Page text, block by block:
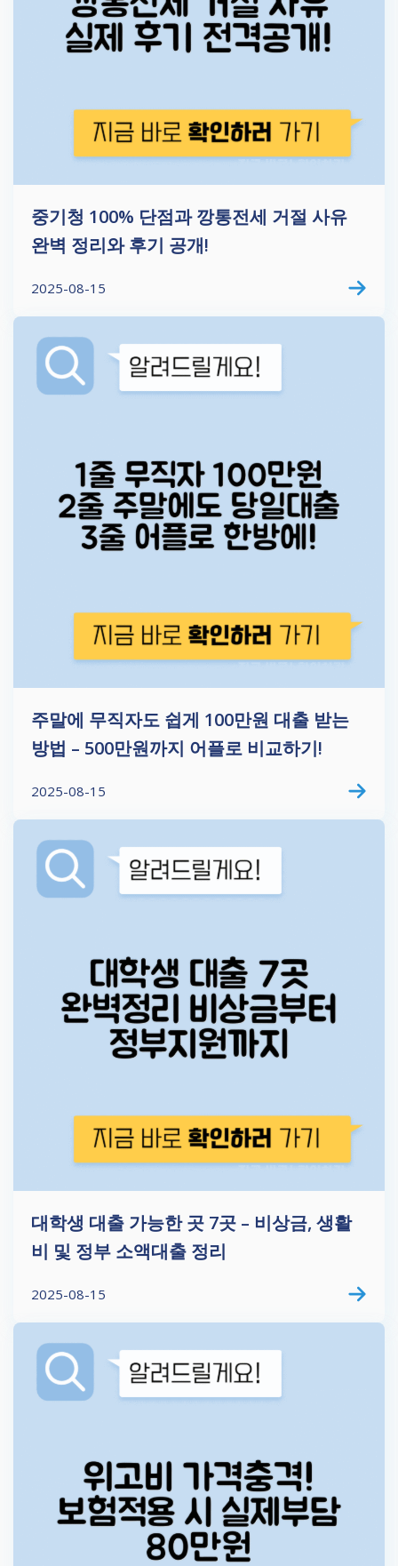
중기청 100% 단점과 깡통전세 거절 사유
완벽 정리와 후기 공개!
2025-08-15
주말에 무직자도 쉽게 100만원 대출 받는
방법 – 500만원까지 어플로 비교하기!
2025-08-15
대학생 대출 가능한 곳 7곳 – 비상금, 생활
비 및 정부 소액대출 정리
2025-08-15